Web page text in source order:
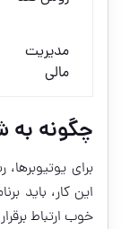
مدیریت
مالی
چگونه به
برای
این کار، باید
خوب ارتباط